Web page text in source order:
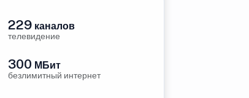
229 каналов
телевидение
300 МБит
безлимитный интернет